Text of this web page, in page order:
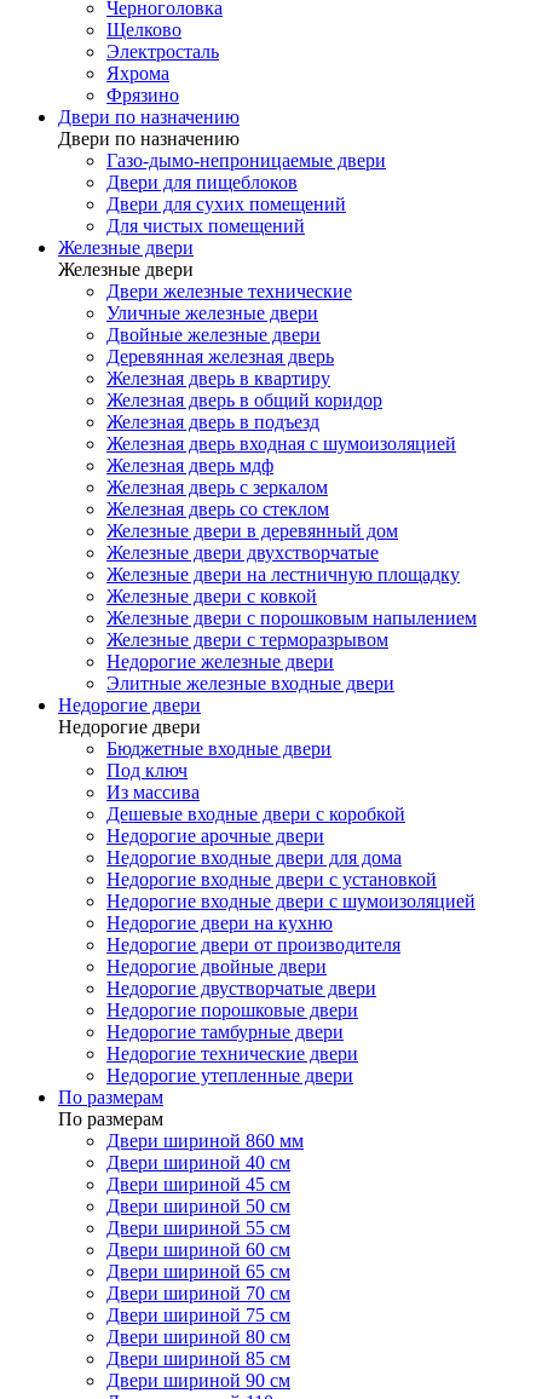
Черноголовка
Щелково
Электросталь
Яхрома
Фрязино
Двери по назначению
Двери по назначению
Газо-дымо-непроницаемые двери
Двери для пищеблоков
Двери для сухих помещений
Для чистых помещений
Железные двери
Железные двери
Двери железные технические
Уличные железные двери
Двойные железные двери
Деревянная железная дверь
Железная дверь в квартиру
Железная дверь в общий коридор
Железная дверь в подъезд
Железная дверь входная с шумоизоляцией
Железная дверь мдф
Железная дверь с зеркалом
Железная дверь со стеклом
Железные двери в деревянный дом
Железные двери двухстворчатые
Железные двери на лестничную площадку
Железные двери с ковкой
Железные двери с порошковым напылением
Железные двери с терморазрывом
Недорогие железные двери
Элитные железные входные двери
Недорогие двери
Недорогие двери
Бюджетные входные двери
Под ключ
Из массива
Дешевые входные двери с коробкой
Недорогие арочные двери
Недорогие входные двери для дома
Недорогие входные двери с установкой
Недорогие входные двери с шумоизоляцией
Недорогие двери на кухню
Недорогие двери от производителя
Недорогие двойные двери
Недорогие двустворчатые двери
Недорогие порошковые двери
Недорогие тамбурные двери
Недорогие технические двери
Недорогие утепленные двери
По размерам
По размерам
Двери шириной 860 мм
Двери шириной 40 см
Двери шириной 45 см
Двери шириной 50 см
Двери шириной 55 см
Двери шириной 60 см
Двери шириной 65 см
Двери шириной 70 см
Двери шириной 75 см
Двери шириной 80 см
Двери шириной 85 см
Двери шириной 90 см